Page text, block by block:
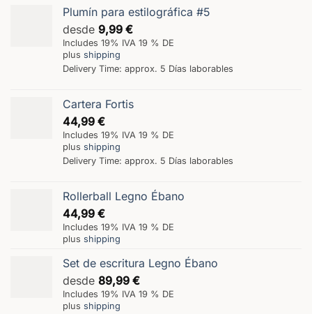
Plumín para estilográfica #5
desde 9,99 €
Includes 19% IVA 19 % DE
plus shipping
Delivery Time: approx. 5 Días laborables
Cartera Fortis
44,99 €
Includes 19% IVA 19 % DE
plus shipping
Delivery Time: approx. 5 Días laborables
Rollerball Legno Ébano
44,99 €
Includes 19% IVA 19 % DE
plus shipping
Set de escritura Legno Ébano
desde 89,99 €
Includes 19% IVA 19 % DE
plus shipping